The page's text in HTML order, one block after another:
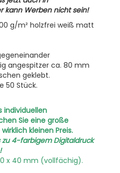
kann Werben nicht sein!
g/m² holzfrei weiß matt
angespitzer ca. 80 mm
geklebt.
50 Stück.
individuellen
Sie eine große
kleinen Preis.
4-farbigem Digitaldruck
x 40 mm (vollfächig).